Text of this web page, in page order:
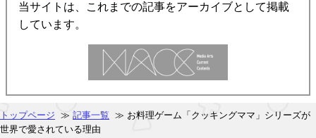
当サイトは、これまでの記事をアーカイブとして掲載
しています。
トップページ ≫ 記事一覧 ≫ お料理ゲーム「クッキングママ」シリーズが
世界で愛されている理由